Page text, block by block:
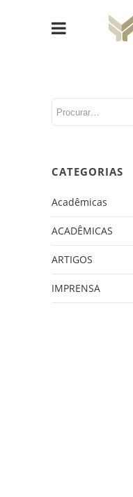
CATEGORIAS
Acadêmicas
ACADÊMICAS
ARTIGOS
IMPRENSA